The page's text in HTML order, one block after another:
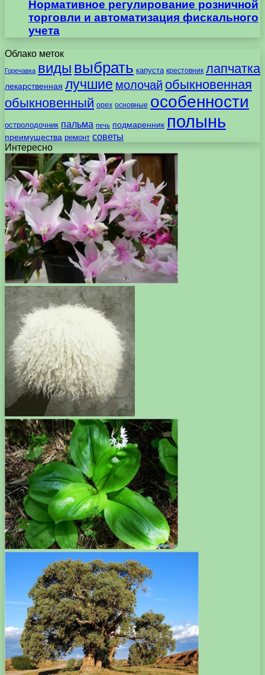
Нормативное регулирование розничной
торговли и автоматизация фискального
учета
Облако меток
Горечавка виды выбрать капуста крестовник лапчатка
лекарственная лучшие молочай обыкновенная
обыкновенный орех основные особенности
остролодочник пальма печь подмаренник полынь
преимущества ремонт советы
Интересно